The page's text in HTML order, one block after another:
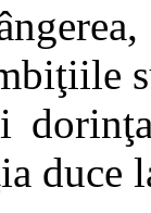
duce